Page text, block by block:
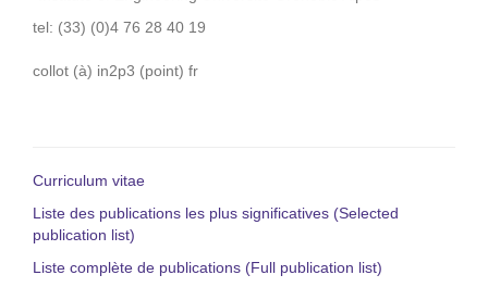
tel: (33) (0)4 76 28 40 19
collot (à) in2p3 (point) fr
Curriculum vitae
Liste des publications les plus significatives (Selected
publication list)
Liste complète de publications (Full publication list)